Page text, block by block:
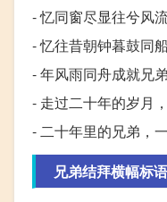
- 忆同窗尽显往兮风
- 忆往昔朝钟暮鼓同
- 年风雨同舟成就兄
- 走过二十年的岁月
- 二十年里的兄弟，
兄弟结拜横幅标